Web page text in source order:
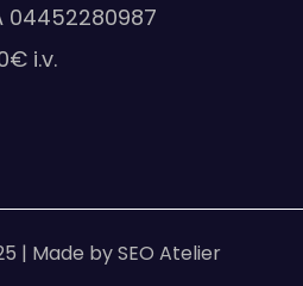
04452280987
i.v.
| Made by SEO Atelier